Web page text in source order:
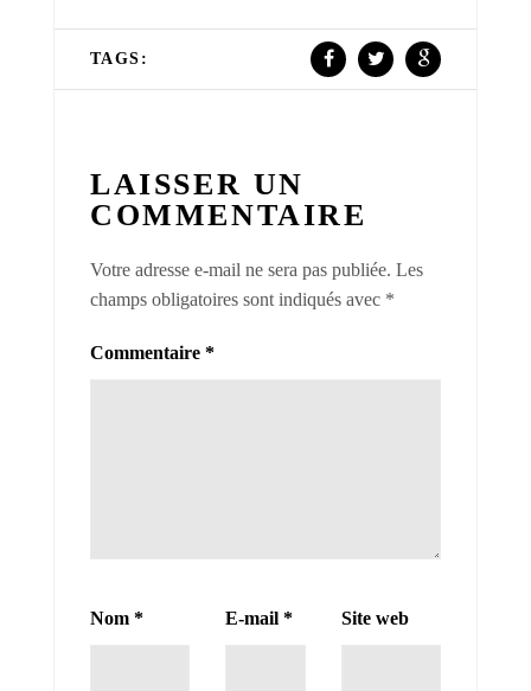
TAGS:
LAISSER UN
COMMENTAIRE
Votre adresse e-mail ne sera pas publiée. Les
champs obligatoires sont indiqués avec *
Commentaire *
Nom * E-mail * Site web